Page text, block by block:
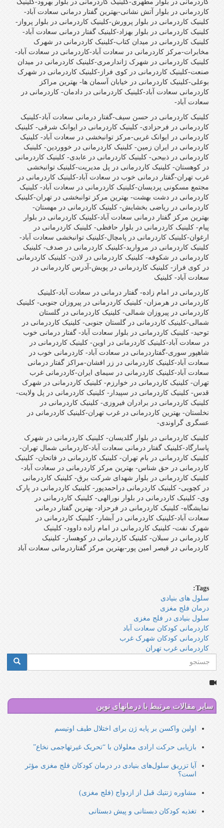
کاردرمانی در بلوار مطهری-کلینیک کاردرمانی در بلوار بهرود-کلینیک
کاردرمانی در بلوار آتش نشانی-بهترین گفتار درمانی سعادت آباد-
کلینیک کاردرمانی در بلوار پرورش-کلینیک کاردرمانی در بلوار پرواز-
کلینیک کاردرمانی در بلوار بهزاد-کلینیک گفتار درمانی سعادت آباد-
کلینیک کاردرمانی در میدان کتاب-کلینیک کاردرمانی در شهرک
مخابرات-مرکز کاردرمانی در سعادت آباد-کاردرمانی در سعادت آباد-
کلینیک کاردرمانی در شهرک ژاندارمری-کلینیک کاردرمانی در میدان
صنعت-کلینیک کاردرمانی در کوی فراز-کلینیک کاردرمانی در شهرک
بوعلی-کلینیک کاردرمانی در خیابان آسمان ها- بهترین مراکز
کاردرمانی سعادت آباد-کلینیک کاردرمانی در دادمان- کاردرمانی در
سعادت آباد-
کلینیک کاردرمانی در حسن سیف-گفتار درمانی سعادت آباد-کلینیک
کاردرمانی در فرحزادی- کلینیک کاردرمانی در ایوانک شرقی- کلینیک
کاردرمانی در ایوانک غربی-مرکز توانبخشی در سعادت آباد- کلینیک
کاردرمانی در ایران زمین- کلینیک کاردرمانی در خووردین- کلینیک
کاردرمانی در ذبیحی- کلینیک کاردرمانی در عابدی- کلینیک کاردرمانی
در کوهستان- کلینیک کاردرمانی در پل مدیریت-کلینیک توانبخشی
غرب تهران-گفتار درمانی خوب در سعادت آباد-کلینیک کاردرمانی در
مجتمع مسکونی پردیسان-کلینیک کاردرمانی در سعادت آباد- کلینیک
کاردرمانی در دشت بهشت- بهترین مرکز توانبخشی در تهران-کلینیک
کاردرمانی در ریاضی بخشایش- کلینیک کاردرمانی در مهستان-
بهترین مرکز گفتار درمانی سعادت آباد-کلینیک کاردرمانی در بلوار
پیام- کلینیک کاردرمانی در بلوار حافظی- کلینیک کاردرمانی در
ارغوان-کلینیک کاردرمانی در پامچال-کلینیک توانبخشی سعادت آباد-
کلینیک کاردرمانی در مروارید-کلینیک کاردرمانی در صدف- کلینیک
کاردرمانی در شکوفه- کلینیک کاردرمانی در لادن- کلینیک کاردرمانی
در کوی فراز- کلینیک کاردرمانی در پویش-آدرس کاردرمانی در
سعادت آباد- کلینیک
کاردرمانی در امام زاده- گفتار درمانی در سعادت آباد-کلینیک
کاردرمانی در هرمزان- کلینیک کاردرمانی در پیروزان جنوبی- کلینیک
کاردرمانی در پیروزان شمالی- کلینیک کاردرمانی در گلستان
شمالی-کلینیک کاردرمانی در گلستان جنوبی- کلینیک کاردرمانی در
توحید- کلینیک کاردرمانی در بلوار سعادت آباد- گفتار درمانی خوب
در سعادت آباد-کلینیک کاردرمانی در اوین- کلینیک کاردرمانی در
شاهپور سوری-گفتاردرمانی در سعادت آباد- کاردرمانی خوب در
سعادت آباد-کلینیک کاردرمانی در زر افشان-مراکز گفتار درمانی
سعادت آباد-کلینیک کاردرمانی در سیمای ایران-کاردرمانی غرب
تهران- کلینیک کاردرمانی در خوارزم- کلینیک کاردرمانی در شهرک
قدس- کلینیک کاردرمانی در سپیدار- کلینیک کاردرمانی در پل ولایت-
کلینیک کاردرمانی در برادران فیروزی- کلینیک کاردرمانی در
نخلستان- بهترین کاردرمانی در غرب تهران-کلینیک کاردرمانی در
عسگری گراوندی-
کلینیک کاردرمانی در بلوار گلدیسان- کلینیک کاردرمانی در شهرک
پاسارگاد-کلینیک گفتار درمانی سعادت آباد-کاردرمانی شمال تهران-
کلینیک کاردرمانی در بام تهران- کلینیک کاردرمانی در فاتحان- کلینیک
کاردرمانی در حق شناس- بهترین مرکز کاردرمانی در سعادت آباد-
کلینیک کاردرمانی در بلوار شهدای شرکت برق- کلینیک کاردرمانی
در کچویی- کلینیک کاردرمانی دراحمدپور- کلینیک کاردرمانی در پارک
وی- کلینیک کاردرمانی در بلوار نورالهی- کلینیک کاردرمانی در
نمایشگاه- کلینیک کاردرمانی در فرحزاد- بهترین گفتار درمانی
سعادت آباد-کلینیک کاردرمانی در آبشار- کلینیک کاردرمانی در
شهرک نفت- کلینیک کاردرمانی در امام زاده داوود- کلینیک
کاردرمانی در سبلان- کلینیک کاردرمانی در کوهسار- کلینیک
کاردرمانی در قیصر امین پور-بهترین مرکز گفتاردرمانی سعادت آباد
Tags:
سلول هاى بنيادى
درمان فلج مغزى
سلول بنیادی در فلج مغزی
کاردرمانی کودکان سعادت آباد
کاردرمانی کودکان شهرک غرب
کاردرمانی غرب تهران
جستجو
سایر مقالات مرتبط با درمانهای نوین
اولین واکسن بر پایه ژن برای اختلال طیف اوتیسم
بازیابی حرکت ارادی معلولان با “تحریک غیرتهاجمی نخاع”
آيا تزريق سلول‌های بنيادی در درمان کودکان فلج مغزی مؤثر
است؟
مشاوره ژنتيك قبل از ازدواج (فلج مغزی)
تغذیه کودکان دبستانی و پیش دبستانی